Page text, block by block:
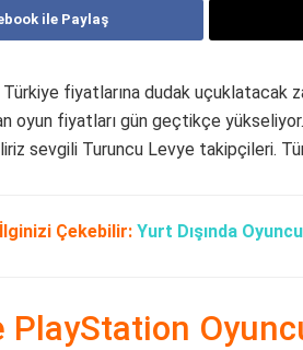
ile Paylaş
Türkiye fiyatlarına dudak uçuklatacak
oyun fiyatları gün geçtikçe
sevgili Turuncu Levye takipçileri.
İlginizi Çekebilir: Yurt Dışında
PlayStation